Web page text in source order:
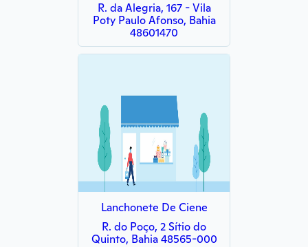
R. da Alegria, 167 - Vila
Poty Paulo Afonso, Bahia
48601470
Lanchonete De Ciene
R. do Poço, 2 Sítio do
Quinto, Bahia 48565-000